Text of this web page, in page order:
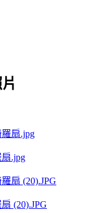
扇.jpg
(20).JPG